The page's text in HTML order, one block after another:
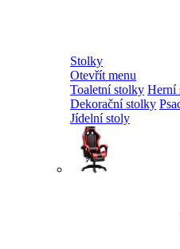
Stolky
Otevřít menu
Toaletní stolky Herní
Dekorační stolky
Jídelní stoly